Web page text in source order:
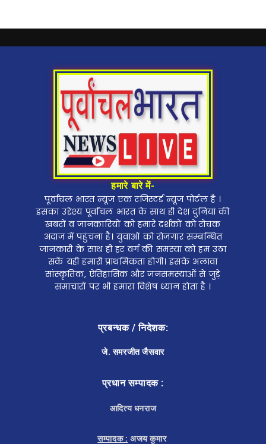
हमारे बारे में-
पूर्वांचल भारत न्यूज एक रजिस्टर्ड न्यूज पोर्टल है ।
इसका उद्देश्य पूर्वांचल भारत के साथ ही देश दुनियां की
खबरों व जानकारियों को हमारे दर्शकों को रोचक
अंदाज में पहुंचना है। युवाओं को रोजगार सम्बन्धित
जानकारी के साथ ही हर वर्ग की समस्या को हम उठा
सकें यही हमारी प्राथमिकता होगी। इसके अलावा
सांस्कृतिक, ऐतिहासिक और जनसमस्याओं से जुड़े
समाचारों पर भी हमारा विशेष ध्यान होता है ।
प्रबन्धक / निदेशक:
जे. समरजीत जैसवार
प्रधान सम्पादक :
आदित्य धनराज
सम्पादक : अजय कुमार